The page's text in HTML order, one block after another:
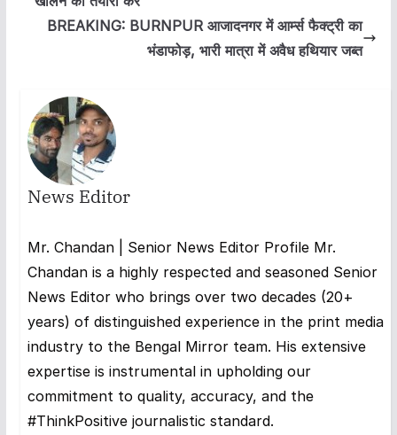
BREAKING: BURNPUR आजादनगर में आर्म्स फैक्ट्री का
भंडाफोड़, भारी मात्रा में अवैध हथियार जब्त
News Editor
Mr. Chandan | Senior News Editor Profile Mr.
Chandan is a highly respected and seasoned Senior
News Editor who brings over two decades (20+
years) of distinguished experience in the print media
industry to the Bengal Mirror team. His extensive
expertise is instrumental in upholding our
commitment to quality, accuracy, and the
#ThinkPositive journalistic standard.